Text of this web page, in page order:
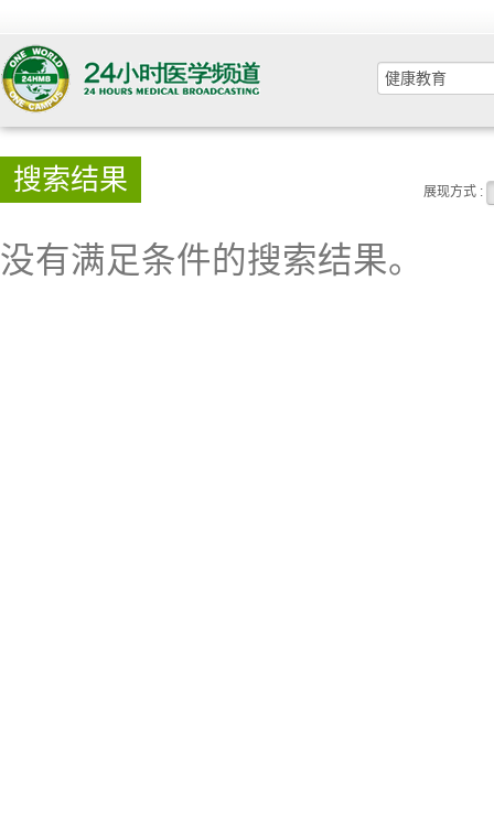
搜索结果 展现方式 :
没有满足条件的搜索结果。